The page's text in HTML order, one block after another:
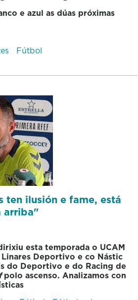
e azul as dúas próximas
Fútbol
ten ilusión e fame, está
arriba"
esta temporada o UCAM
Deportivo e co Nástic
do Deportivo e do Racing de
polo ascenso. Analizamos con